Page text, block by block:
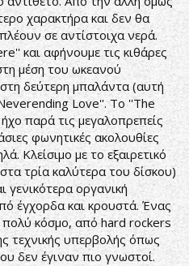
χαρακτήρα και δεν θα
σε αντίστοιχα νερά.
και αφήνουμε τις κιθάρες
μέση του ωκεανού
δεύτερη μπαλάντα (αυτή
Love''. Το ''The
παρά τις μεγαλοπρεπείς
φωνητικές ακολουθίες
Κλείσιμο με το εξαιρετικό
τρία καλύτερα του δίσκου)
γενικότερα οργανική
έγχορδα και κρουστά. Ένας
πολύ κόσμο, από hard rockers
τεχνικής υπερβολής όπως
δεν έγιναν πιο γνωστοί.